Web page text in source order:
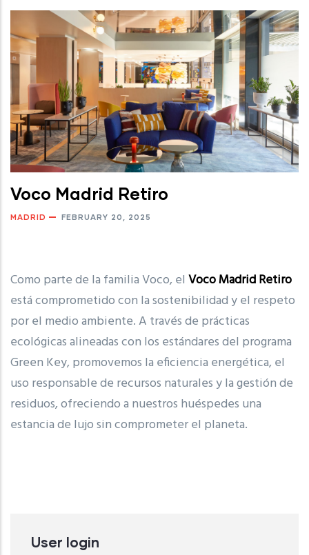
Voco Madrid Retiro
MADRID FEBRUARY 20, 2025
Como parte de la familia Voco, el Voco Madrid Retiro
está comprometido con la sostenibilidad y el respeto
por el medio ambiente. A través de prácticas
ecológicas alineadas con los estándares del programa
Green Key, promovemos la eficiencia energética, el
uso responsable de recursos naturales y la gestión de
residuos, ofreciendo a nuestros huéspedes una
estancia de lujo sin comprometer el planeta.
User login